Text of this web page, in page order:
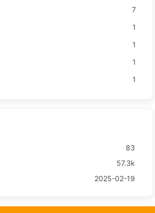
7
1
1
1
1
83
57.3k
2025-02-19